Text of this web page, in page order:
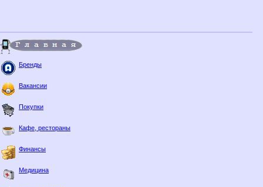
Бренды
Вакансии
Покупки
Кафе, рестораны
Финансы
Медицина